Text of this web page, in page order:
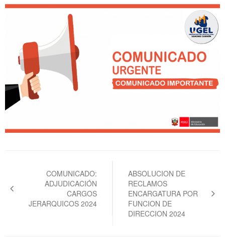
entradas
COMUNICADO:
ADJUDICACIÓN
CARGOS
JERARQUICOS 2024
ABSOLUCION DE
RECLAMOS
ENCARGATURA POR
FUNCION DE
DIRECCION 2024